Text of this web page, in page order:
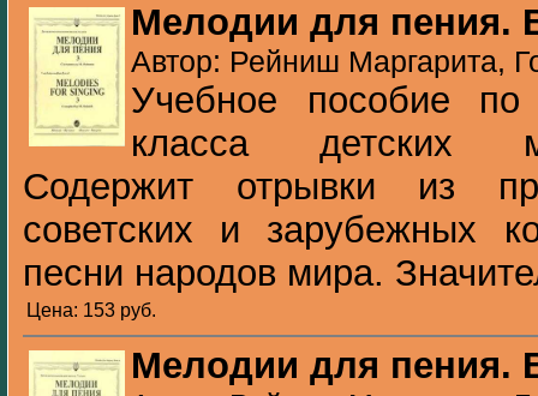
Мелодии для пения.
Автор: Рейниш Маргарита,
Учебное пособие
класса детских
Содержит отрывки из
советских и зарубежных
песни народов мира.
Цена: 153 pуб.
Мелодии для пения.